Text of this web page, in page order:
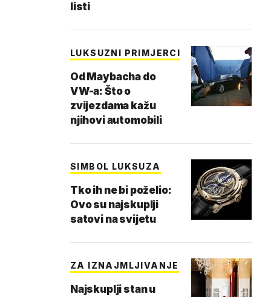
listi
LUKSUZNI PRIMJERCI
Od Maybacha do
VW-a: Što o
zvijezdama kažu
njihovi automobili
SIMBOL LUKSUZA
Tko ih ne bi poželio:
Ovo su najskuplji
satovi na svijetu
ZA IZNAJMLJIVANJE
Najskuplji stan u